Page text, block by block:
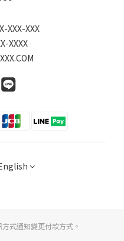
XXX-XXX
XXXX
式通知變更付款方式。